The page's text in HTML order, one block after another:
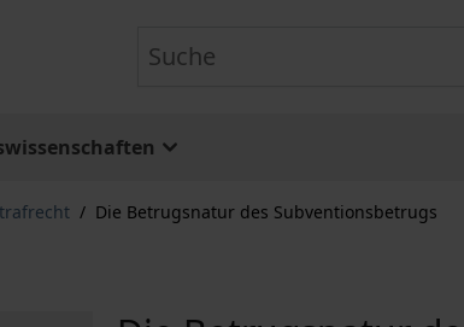
/ Die Betrugsnatur des Subventionsbetrugs